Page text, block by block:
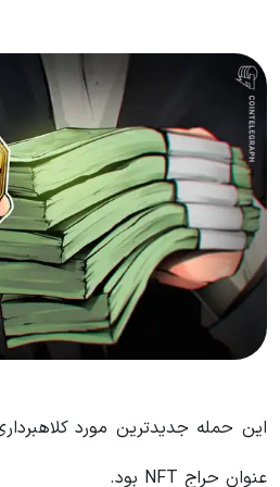
این حمله جدیدترین مورد
عنوان حراج NFT بود.